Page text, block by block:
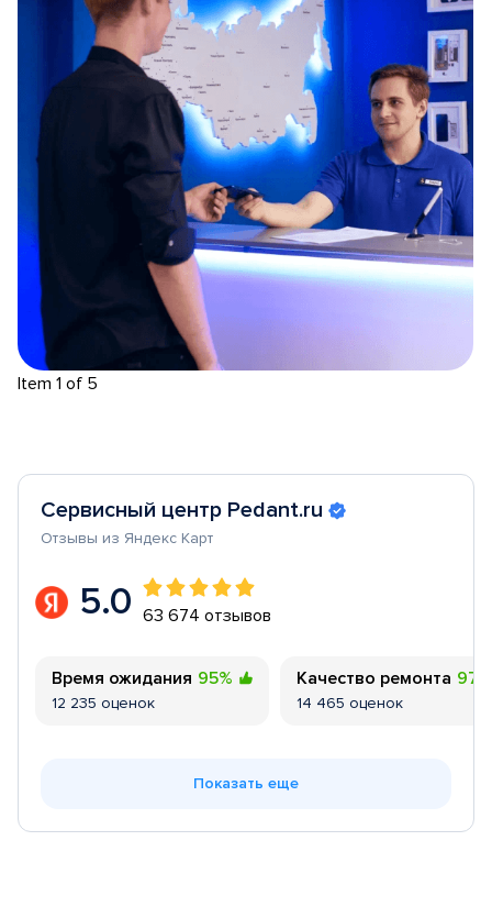
Item 1 of 5
Сервисный центр Pedant.ru
Отзывы из Яндекс Карт
5.0 63 674 отзывов
Время ожидания 95%
12 235 оценок
Качество ремонта 97%
14 465 оценок
Показать еще